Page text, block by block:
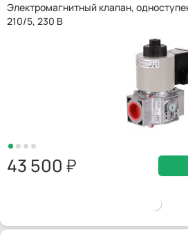
Электромагнитный клапан,
210/5, 230 В
43 500